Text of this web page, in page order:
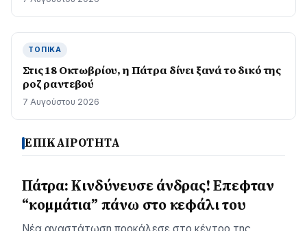
ΤΟΠΙΚΆ
Στις 18 Οκτωβρίου, η Πάτρα δίνει ξανά το δικό της
ροζ ραντεβού
7 Αυγούστου 2026
ΕΠΙΚΑΙΡΟΤΗΤΑ
Πάτρα: Κινδύνευσε άνδρας! Επεφταν
“κομμάτια” πάνω στο κεφάλι του